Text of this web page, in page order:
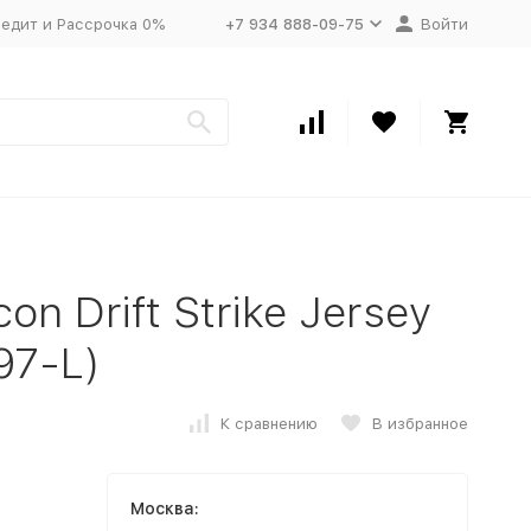
и Рассрочка 0% +7 934 888-09-75 Войти
Drift Strike Jersey
L)
К сравнению В избранное
Москва: